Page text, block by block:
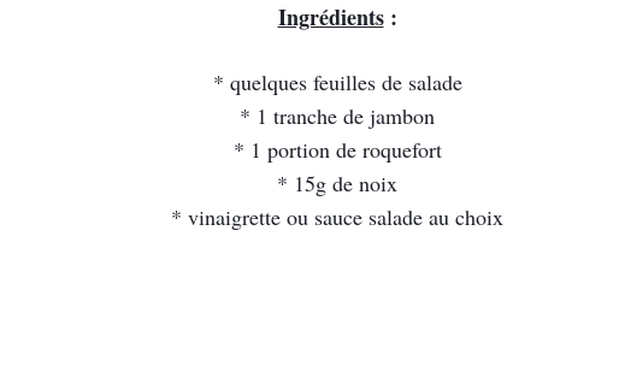
Ingrédients :
* quelques feuilles de salade
* 1 tranche de jambon
* 1 portion de roquefort
* 15g de noix
* vinaigrette ou sauce salade au choix